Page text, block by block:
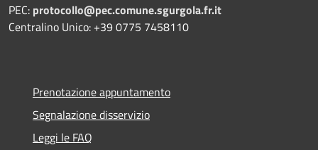
PEC: protocollo@pec.comune.sgurgola.fr.it
Centralino Unico: +39 0775 7458110
Prenotazione appuntamento
Segnalazione disservizio
Leggi le FAQ